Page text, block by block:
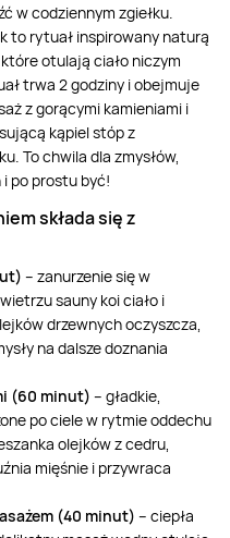
w codziennym zgiełku.
to rytuał inspirowany naturą
otulają ciało niczym
trwa 2 godziny i obejmuje
z gorącymi kamieniami i
kąpiel stóp z
To chwila dla zmysłów,
po prostu być!
składa się z
– zanurzenie się w
sauny koi ciało i
drzewnych oczyszcza,
na dalsze doznania
(60 minut) – gładkie,
po ciele w rytmie oddechu
olejków z cedru,
mięśnie i przywraca
(40 minut) – ciepła